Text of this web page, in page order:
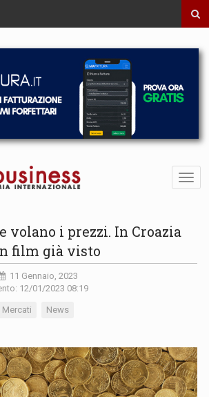
volano i prezzi. In Croazia
film già visto
11 Gennaio, 2023
12/01/2023 08:19
Mercati News